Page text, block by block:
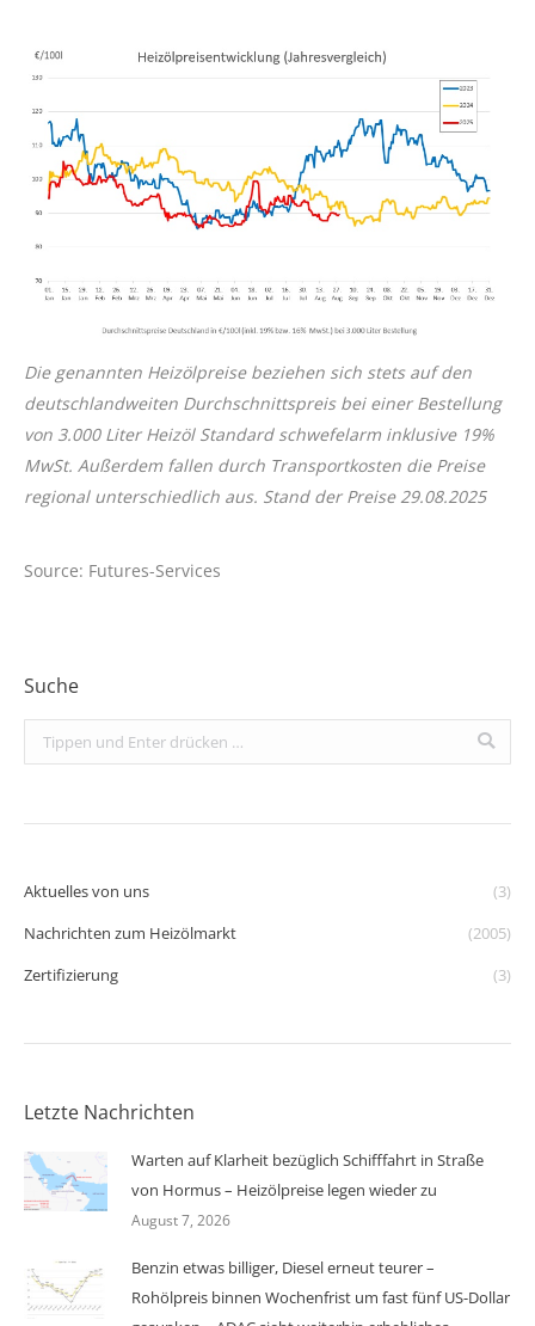
Die genannten Heizölpreise beziehen sich stets auf den
deutschlandweiten Durchschnittspreis bei einer Bestellung
von 3.000 Liter Heizöl Standard schwefelarm inklusive 19%
MwSt. Außerdem fallen durch Transportkosten die Preise
regional unterschiedlich aus. Stand der Preise 29.08.2025
Source: Futures-Services
Suche
Search:
Aktuelles von uns
(3)
Nachrichten zum Heizölmarkt
(2005)
Zertifizierung
(3)
Letzte Nachrichten
Warten auf Klarheit bezüglich Schifffahrt in Straße
von Hormus – Heizölpreise legen wieder zu
August 7, 2026
Benzin etwas billiger, Diesel erneut teurer –
Rohölpreis binnen Wochenfrist um fast fünf US-Dollar